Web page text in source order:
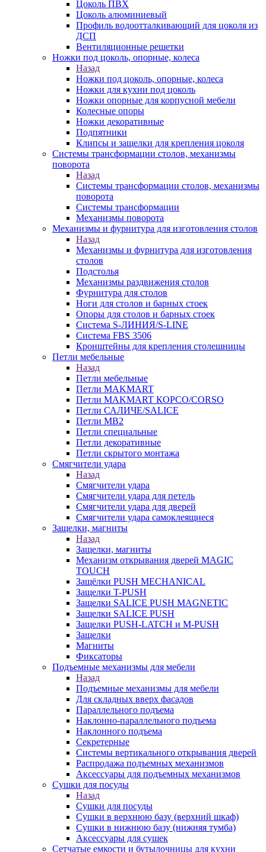
Цоколь ПВХ
Цоколь алюминиевый
Профиль водоотталкивающий для цоколя из
ДСП
Вентиляционные решетки
Ножки под цоколь, опорные, колеса
Назад
Ножки под цоколь, опорные, колеса
Ножки для кухни под цоколь
Ножки опорные для корпусной мебели
Колесные опоры
Ножки декоративные
Подпятники
Клипсы и защелки для крепления цоколя
Системы трансформации столов, механизмы
поворота
Назад
Системы трансформации столов, механизмы
поворота
Системы трансформации
Механизмы поворота
Механизмы и фурнитура для изготовления столов
Назад
Механизмы и фурнитура для изготовления
столов
Подстолья
Механизмы раздвижения столов
Фурнитура для столов
Ноги для столов и барных стоек
Опоры для столов и барных стоек
Система S-ЛИНИЯ/S-LINE
Система FBS 3506
Кронштейны для крепления столешницы
Петли мебельные
Назад
Петли мебельные
Петли MAKMART
Петли MAKMART КОРСО/CORSO
Петли САЛИЧЕ/SALICE
Петли MB2
Петли специальные
Петли декоративные
Петли скрытого монтажа
Смягчители удара
Назад
Смягчители удара
Смягчители удара для петель
Смягчители удара для дверей
Cмягчители удара самоклеящиеся
Защелки, магниты
Назад
Защелки, магниты
Механизм открывания дверей MAGIC
TOUCH
Защёлки PUSH MECHANICAL
Защелки T-PUSH
Защелки SALICE PUSH MAGNETIC
Защелки SALICE PUSH
Защелки PUSH-LATCH и M-PUSH
Защелки
Магниты
Фиксаторы
Подъемные механизмы для мебели
Назад
Подъемные механизмы для мебели
Для складных вверх фасадов
Параллельного подъема
Наклонно-параллельного подъема
Наклонного подъема
Секретерные
Системы вертикального открывания дверей
Распродажа подъемных механизмов
Аксессуары для подъемных механизмов
Сушки для посуды
Назад
Сушки для посуды
Сушки в верхнюю базу (верхний шкаф)
Сушки в нижнюю базу (нижняя тумба)
Аксессуары для сушек
Сетчатые емкости и бутылочницы для кухни